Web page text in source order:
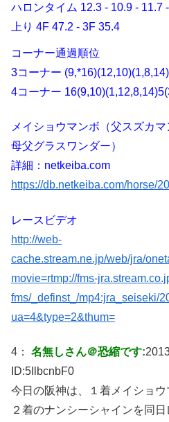
ハロンタイム 12.3 - 10.9 - 11.7
上り 4F 47.2 - 3F 35.4
コーナー通過順位
3コーナー
4コーナー
メイショウマンボ（父スズカ
母父グラスワンダー）
詳細：netkeiba.com
https://db.netkeiba.com/horse/
レースビデオ
http://web-
cache.stream.ne.jp/web/jra/
movie=rtmp://fms-
fms/_definst_/mp4:jra_seiseki/
ua=4&type=2&thum=
4： 名無しさん＠恐縮です:
ID:5IlbcnbF0
今日の阪神は、１着メイショウ
２着のナンシーシャインを同